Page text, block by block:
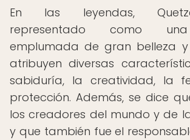
En las leyendas,
representado como
emplumada de gran belleza y
atribuyen diversas
sabiduría, la creatividad, la
protección. Además, se dice
los creadores del mundo y de
y que también fue el